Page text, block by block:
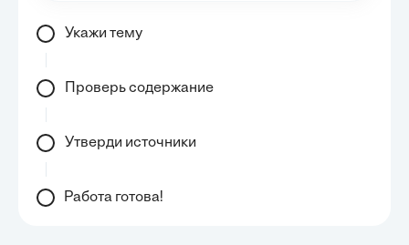
Укажи тему
Проверь содержание
Утверди источники
Работа готова!